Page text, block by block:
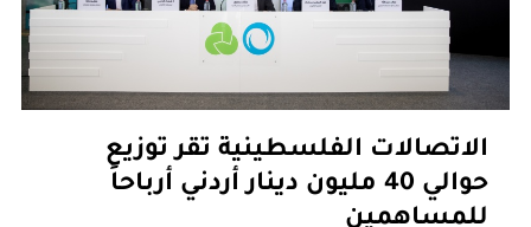
الاتصالات الفلسطينية تقر توزيع
حوالي 40 مليون دينار أردني أرباحاً
للمساهمين